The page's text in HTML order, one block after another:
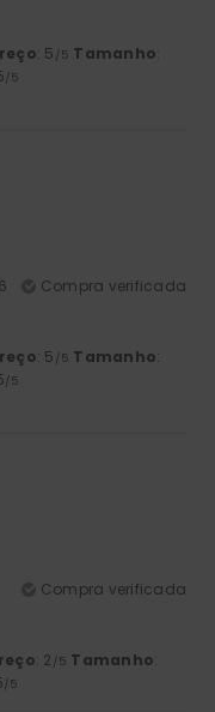
: 5 /5 Tamanho:
/5
Compra verificada
: 5 /5 Tamanho:
/5
Compra verificada
: 2 /5 Tamanho:
/5